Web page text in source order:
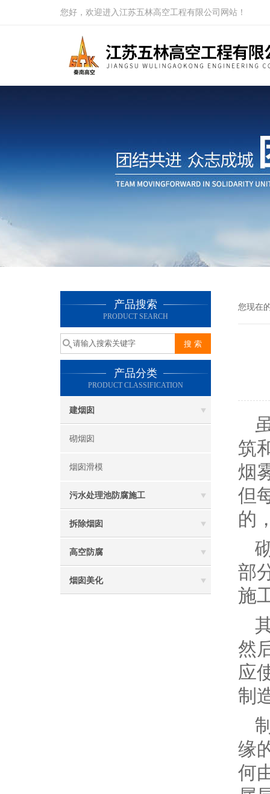
您好，欢迎进入江苏五林高空工程有限公司网站！
产品搜索
PRODUCT SEARCH
产品分类
PRODUCT CLASSIFICATION
建烟囱
砌烟囱
烟囱滑模
污水处理池防腐施工
拆除烟囱
高空防腐
烟囱美化
您现在
筑
烟
但
的
部
施
然
应
制
缘
何